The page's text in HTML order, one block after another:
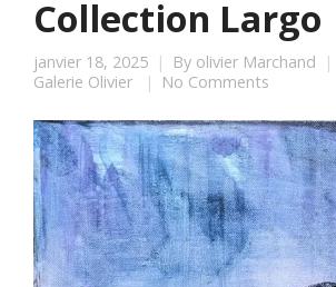
Collection Largo
janvier 18, 2025 By olivier Marchand
Galerie Olivier
No Comments